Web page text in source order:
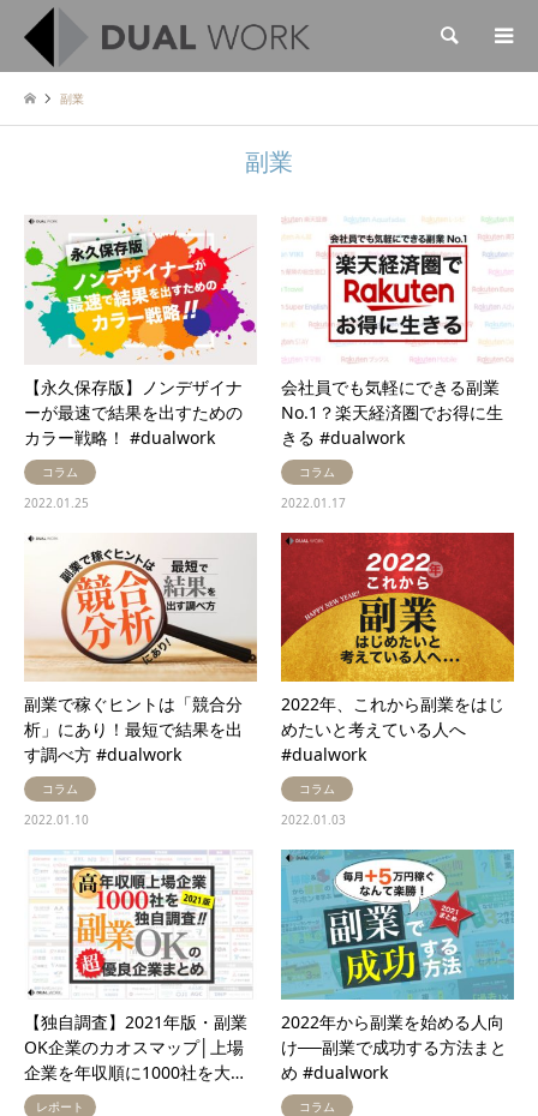
検索
副業
副業
【永久保存版】ノンデザイナ
ーが最速で結果を出すための
カラー戦略！ #dualwork
コラム
2022.01.25
会社員でも気軽にできる副業
No.1？楽天経済圏でお得に生
きる #dualwork
コラム
2022.01.17
副業で稼ぐヒントは「競合分
析」にあり！最短で結果を出
す調べ方 #dualwork
コラム
2022.01.10
2022年、これから副業をはじ
めたいと考えている人へ
#dualwork
コラム
2022.01.03
【独自調査】2021年版・副業
OK企業のカオスマップ│上場
企業を年収順に1000社を大…
レポート
2022年から副業を始める人向
け──副業で成功する方法まと
め #dualwork
コラム